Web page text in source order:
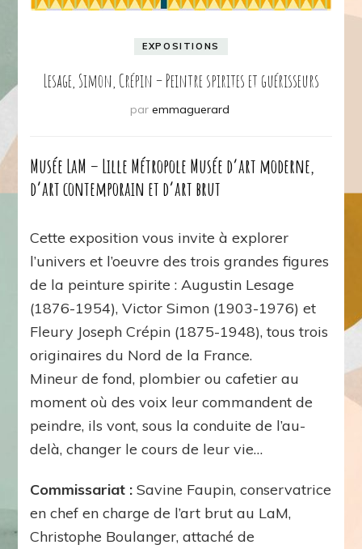
EXPOSITIONS
Lesage, Simon, Crépin – Peintre spirites et guérisseurs
par emmaguerard
Musée LaM – Lille Métropole Musée d’art moderne,
d’art contemporain et d’art brut
Cette exposition vous invite à explorer
l’univers et l’oeuvre des trois grandes figures
de la peinture spirite : Augustin Lesage
(1876-1954), Victor Simon (1903-1976) et
Fleury Joseph Crépin (1875-1948), tous trois
originaires du Nord de la France.
Mineur de fond, plombier ou cafetier au
moment où des voix leur commandent de
peindre, ils vont, sous la conduite de l’au-
delà, changer le cours de leur vie…
Commissariat :Savine Faupin, conservatrice
en chef en charge de l’art brut au LaM,
Christophe Boulanger, attaché de